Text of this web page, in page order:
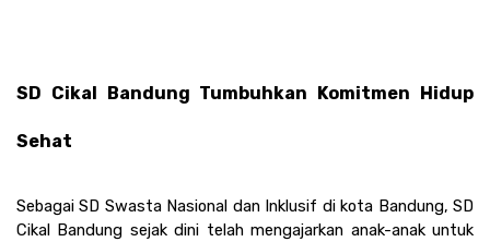
SD Cikal Bandung Tumbuhkan Komitmen Hidup
Sehat
Sebagai SD Swasta Nasional dan Inklusif di kota Bandung, SD
Cikal Bandung sejak dini telah mengajarkan anak-anak untuk